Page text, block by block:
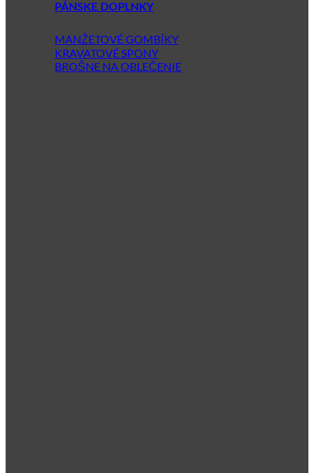
PÁNSKE DOPLNKY
MANŽETOVÉ GOMBÍKY
KRAVATOVÉ SPONY
BROŠNE NA OBLEČENIE